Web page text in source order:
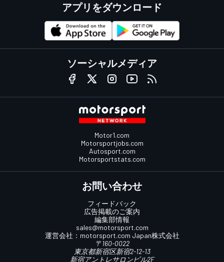
アプリをダウンロード
ソーシャルメディア
Motor1.com
Motorsportjobs.com
Autosport.com
Motorsportstats.com
お問い合わせ
フィードバック
広告掲載のご案内
編集部情報
sales@motorsport.com
運営会社： motorsport.com Japan株式会社
〒160-0022
東京都新宿区新宿2-12-13
新宿アントレサロンビル2F